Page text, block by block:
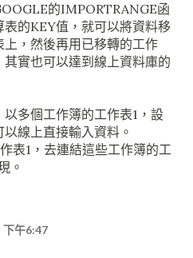
的IMPORTRANGE函
的KEY值，就可以將資料移
，然後再用已移轉的工作
實也可以達到線上資料庫的
多個工作簿的工作表1，設
線上直接輸入資料。
表1，去連結這些工作簿的工
。
下午6:47